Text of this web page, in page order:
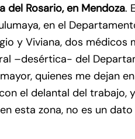
del Rosario, en Mendoza.
en el
y Viviana, dos médicos
–desértica- del
quienes me dejan
el delantal del trabajo,
esta zona, no es un